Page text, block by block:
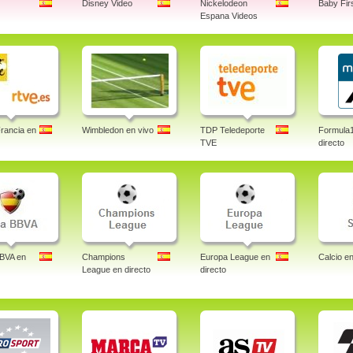
Disney Video
Nickelodeon
Espana Videos
Baby
en Wimbledon en vivo
TDP Teledeporte
TVE
directo
en
Champions
League en directo
Europa League en
directo
Calcio